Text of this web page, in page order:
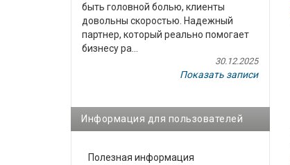
быть головной болью, клиенты
довольны скоростью. Надежный
партнер, который реально помогает
бизнесу ра...
30.12.2025
Показать записи
Информация для пользователей
Полезная информация